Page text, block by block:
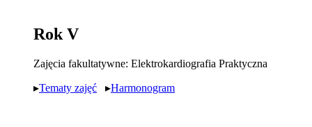
Rok V
Zajęcia fakultatywne: Elektrokardiografia Praktyczna
▸Tematy zajęć ▸Harmonogram